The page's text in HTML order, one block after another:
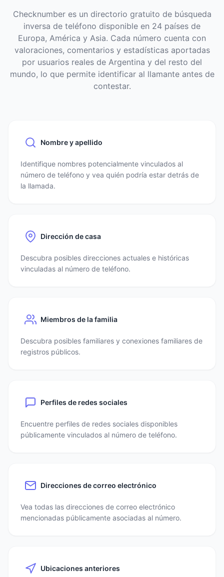
Checknumber es un directorio gratuito de búsqueda
inversa de teléfono disponible en 24 países de
Europa, América y Asia. Cada número cuenta con
valoraciones, comentarios y estadísticas aportadas
por usuarios reales de Argentina y del resto del
mundo, lo que permite identificar al llamante antes de
contestar.
Nombre y apellido
Identifique nombres potencialmente vinculados al
número de teléfono y vea quién podría estar detrás de
la llamada.
Dirección de casa
Descubra posibles direcciones actuales e históricas
vinculadas al número de teléfono.
Miembros de la familia
Descubra posibles familiares y conexiones familiares de
registros públicos.
Perfiles de redes sociales
Encuentre perfiles de redes sociales disponibles
públicamente vinculados al número de teléfono.
Direcciones de correo electrónico
Vea todas las direcciones de correo electrónico
mencionadas públicamente asociadas al número.
Ubicaciones anteriores